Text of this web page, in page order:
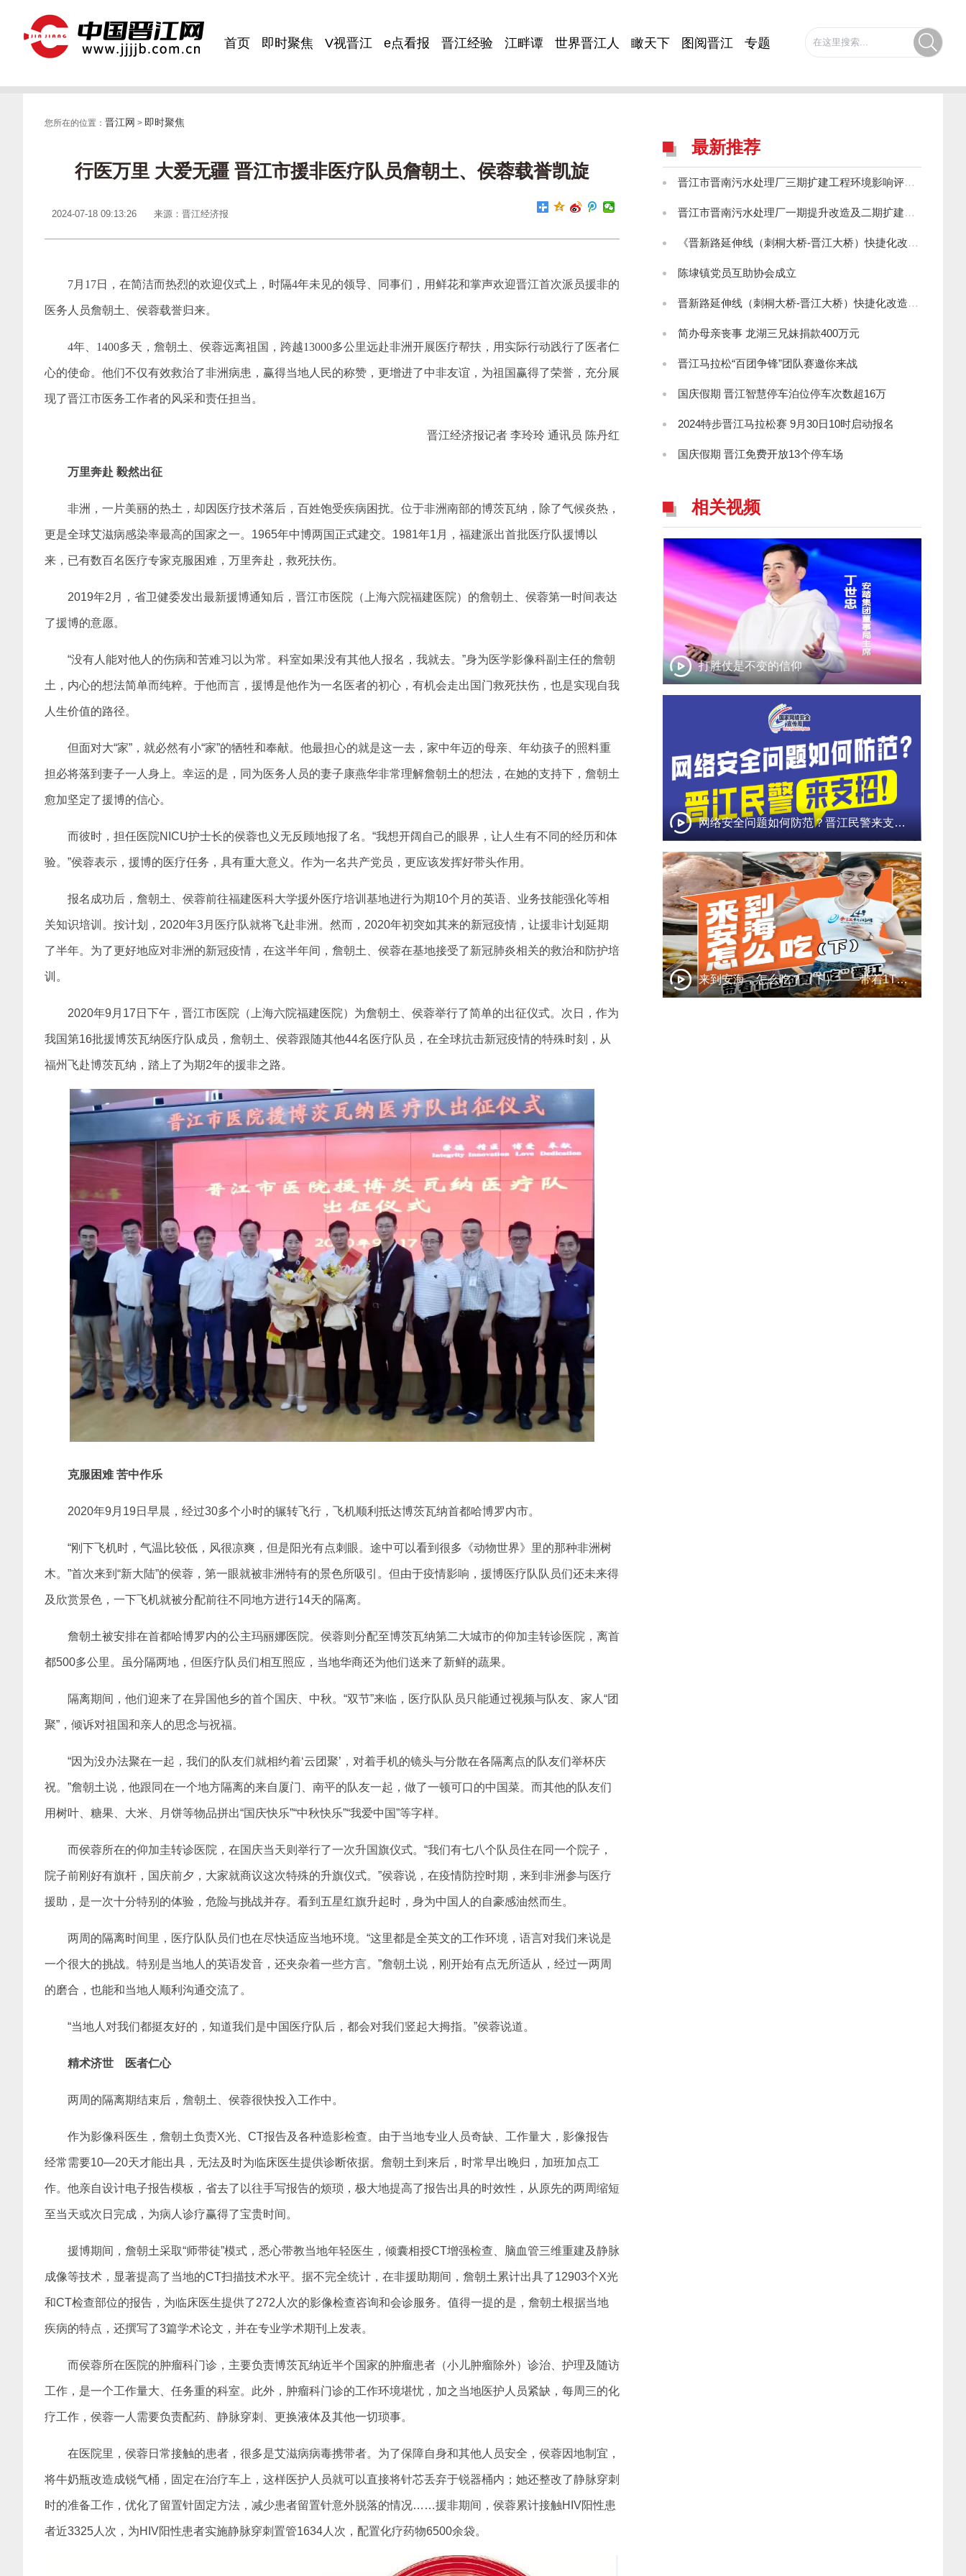
首页 即时聚焦 V视晋江 e点看报 晋江经验 江畔谭 世界晋江人 瞰天下 图阅晋江 专题
您所在的位置： 晋江网 > 即时聚焦
行医万里 大爱无疆 晋江市援非医疗队员詹朝土、侯蓉载誉凯旋
2024-07-18 09:13:26 来源：晋江经济报
7月17日，在简洁而热烈的欢迎仪式上，时隔4年未见的领导、同事们，用鲜花和掌声欢迎晋江首次派员援非的
医务人员詹朝土、侯蓉载誉归来。
4年、1400多天，詹朝土、侯蓉远离祖国，跨越13000多公里远赴非洲开展医疗帮扶，用实际行动践行了医者仁
心的使命。他们不仅有效救治了非洲病患，赢得当地人民的称赞，更增进了中非友谊，为祖国赢得了荣誉，充分展
现了晋江市医务工作者的风采和责任担当。
晋江经济报记者 李玲玲 通讯员 陈丹红
万里奔赴 毅然出征
非洲，一片美丽的热土，却因医疗技术落后，百姓饱受疾病困扰。位于非洲南部的博茨瓦纳，除了气候炎热，
更是全球艾滋病感染率最高的国家之一。1965年中博两国正式建交。1981年1月，福建派出首批医疗队援博以
来，已有数百名医疗专家克服困难，万里奔赴，救死扶伤。
2019年2月，省卫健委发出最新援博通知后，晋江市医院（上海六院福建医院）的詹朝土、侯蓉第一时间表达
了援博的意愿。
“没有人能对他人的伤病和苦难习以为常。科室如果没有其他人报名，我就去。”身为医学影像科副主任的詹朝
土，内心的想法简单而纯粹。于他而言，援博是他作为一名医者的初心，有机会走出国门救死扶伤，也是实现自我
人生价值的路径。
但面对大“家”，就必然有小“家”的牺牲和奉献。他最担心的就是这一去，家中年迈的母亲、年幼孩子的照料重
担必将落到妻子一人身上。幸运的是，同为医务人员的妻子康燕华非常理解詹朝土的想法，在她的支持下，詹朝土
愈加坚定了援博的信心。
而彼时，担任医院NICU护士长的侯蓉也义无反顾地报了名。“我想开阔自己的眼界，让人生有不同的经历和体
验。”侯蓉表示，援博的医疗任务，具有重大意义。作为一名共产党员，更应该发挥好带头作用。
报名成功后，詹朝土、侯蓉前往福建医科大学援外医疗培训基地进行为期10个月的英语、业务技能强化等相
关知识培训。按计划，2020年3月医疗队就将飞赴非洲。然而，2020年初突如其来的新冠疫情，让援非计划延期
了半年。为了更好地应对非洲的新冠疫情，在这半年间，詹朝土、侯蓉在基地接受了新冠肺炎相关的救治和防护培
训。
2020年9月17日下午，晋江市医院（上海六院福建医院）为詹朝土、侯蓉举行了简单的出征仪式。次日，作为
我国第16批援博茨瓦纳医疗队成员，詹朝土、侯蓉跟随其他44名医疗队员，在全球抗击新冠疫情的特殊时刻，从
福州飞赴博茨瓦纳，踏上了为期2年的援非之路。
克服困难 苦中作乐
2020年9月19日早晨，经过30多个小时的辗转飞行，飞机顺利抵达博茨瓦纳首都哈博罗内市。
“刚下飞机时，气温比较低，风很凉爽，但是阳光有点刺眼。途中可以看到很多《动物世界》里的那种非洲树
木。”首次来到“新大陆”的侯蓉，第一眼就被非洲特有的景色所吸引。但由于疫情影响，援博医疗队队员们还未来得
及欣赏景色，一下飞机就被分配前往不同地方进行14天的隔离。
詹朝土被安排在首都哈博罗内的公主玛丽娜医院。侯蓉则分配至博茨瓦纳第二大城市的仰加圭转诊医院，离首
都500多公里。虽分隔两地，但医疗队员们相互照应，当地华商还为他们送来了新鲜的蔬果。
隔离期间，他们迎来了在异国他乡的首个国庆、中秋。“双节”来临，医疗队队员只能通过视频与队友、家人“团
聚”，倾诉对祖国和亲人的思念与祝福。
“因为没办法聚在一起，我们的队友们就相约着‘云团聚’，对着手机的镜头与分散在各隔离点的队友们举杯庆
祝。”詹朝土说，他跟同在一个地方隔离的来自厦门、南平的队友一起，做了一顿可口的中国菜。而其他的队友们
用树叶、糖果、大米、月饼等物品拼出“国庆快乐”“中秋快乐”“我爱中国”等字样。
而侯蓉所在的仰加圭转诊医院，在国庆当天则举行了一次升国旗仪式。“我们有七八个队员住在同一个院子，
院子前刚好有旗杆，国庆前夕，大家就商议这次特殊的升旗仪式。”侯蓉说，在疫情防控时期，来到非洲参与医疗
援助，是一次十分特别的体验，危险与挑战并存。看到五星红旗升起时，身为中国人的自豪感油然而生。
两周的隔离时间里，医疗队队员们也在尽快适应当地环境。“这里都是全英文的工作环境，语言对我们来说是
一个很大的挑战。特别是当地人的英语发音，还夹杂着一些方言。”詹朝土说，刚开始有点无所适从，经过一两周
的磨合，也能和当地人顺利沟通交流了。
“当地人对我们都挺友好的，知道我们是中国医疗队后，都会对我们竖起大拇指。”侯蓉说道。
精术济世 医者仁心
两周的隔离期结束后，詹朝土、侯蓉很快投入工作中。
作为影像科医生，詹朝土负责X光、CT报告及各种造影检查。由于当地专业人员奇缺、工作量大，影像报告
经常需要10—20天才能出具，无法及时为临床医生提供诊断依据。詹朝土到来后，时常早出晚归，加班加点工
作。他亲自设计电子报告模板，省去了以往手写报告的烦琐，极大地提高了报告出具的时效性，从原先的两周缩短
至当天或次日完成，为病人诊疗赢得了宝贵时间。
援博期间，詹朝土采取“师带徒”模式，悉心带教当地年轻医生，倾囊相授CT增强检查、脑血管三维重建及静脉
成像等技术，显著提高了当地的CT扫描技术水平。据不完全统计，在非援助期间，詹朝土累计出具了12903个X光
和CT检查部位的报告，为临床医生提供了272人次的影像检查咨询和会诊服务。值得一提的是，詹朝土根据当地
疾病的特点，还撰写了3篇学术论文，并在专业学术期刊上发表。
而侯蓉所在医院的肿瘤科门诊，主要负责博茨瓦纳近半个国家的肿瘤患者（小儿肿瘤除外）诊治、护理及随访
工作，是一个工作量大、任务重的科室。此外，肿瘤科门诊的工作环境堪忧，加之当地医护人员紧缺，每周三的化
疗工作，侯蓉一人需要负责配药、静脉穿刺、更换液体及其他一切琐事。
在医院里，侯蓉日常接触的患者，很多是艾滋病病毒携带者。为了保障自身和其他人员安全，侯蓉因地制宜，
将牛奶瓶改造成锐气桶，固定在治疗车上，这样医护人员就可以直接将针芯丢弃于锐器桶内；她还整改了静脉穿刺
时的准备工作，优化了留置针固定方法，减少患者留置针意外脱落的情况……援非期间，侯蓉累计接触HIV阳性患
者近3325人次，为HIV阳性患者实施静脉穿刺置管1634人次，配置化疗药物6500余袋。
最新推荐
晋江市晋南污水处理厂三期扩建工程环境影响评价第一次公示
晋江市晋南污水处理厂一期提升改造及二期扩建工程环境影响评价第一次公示
《晋新路延伸线（刺桐大桥-晋江大桥）快捷化改造工程环境影响报告书》征求意见稿公示
陈埭镇党员互助协会成立
晋新路延伸线（刺桐大桥-晋江大桥）快捷化改造工程环境影响评价第一次信息公示
简办母亲丧事 龙湖三兄妹捐款400万元
晋江马拉松“百团争锋”团队赛邀你来战
国庆假期 晋江智慧停车泊位停车次数超16万
2024特步晋江马拉松赛 9月30日10时启动报名
国庆假期 晋江免费开放13个停车场
相关视频
打胜仗是不变的信仰
网络安全问题如何防范？晋江民警来支招！
来到安海，怎么吃？（下）——带着1TB的胃“吃”晋江